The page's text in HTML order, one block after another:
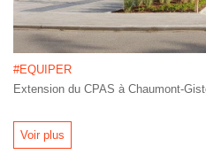
#EQUIPER
Extension du CPAS à Chaumont-
Voir plus